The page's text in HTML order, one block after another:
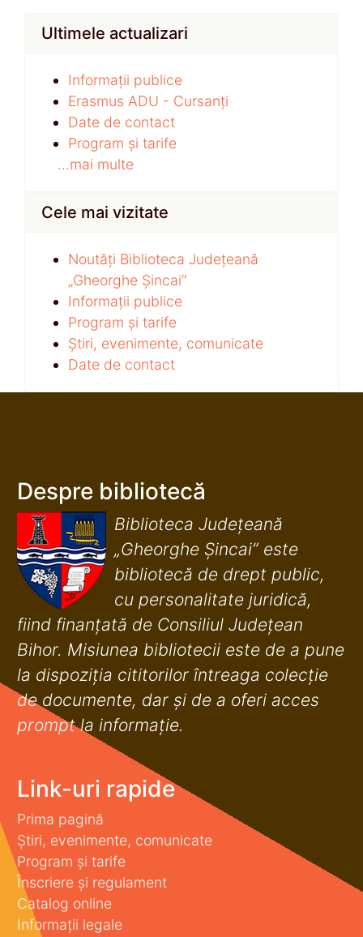
Ultimele actualizari
Informații publice
Erasmus ADU - Cursanți
Date de contact
Program și tarife
...mai multe
Cele mai vizitate
Noutăți Biblioteca Județeană
„Gheorghe Șincai”
Informații publice
Program și tarife
Știri, evenimente, comunicate
Date de contact
Despre bibliotecă
Biblioteca Județeană
„Gheorghe Șincai” este
bibliotecă de drept public,
cu personalitate juridică,
fiind finanţată de Consiliul Judeţean
Bihor. Misiunea bibliotecii este de a pune
la dispoziţia cititorilor întreaga colecţie
de documente, dar şi de a oferi acces
prompt la informaţie.
Link-uri rapide
Prima pagină
Știri, evenimente, comunicate
Program și tarife
Înscriere și regulament
Catalog online
Informații legale